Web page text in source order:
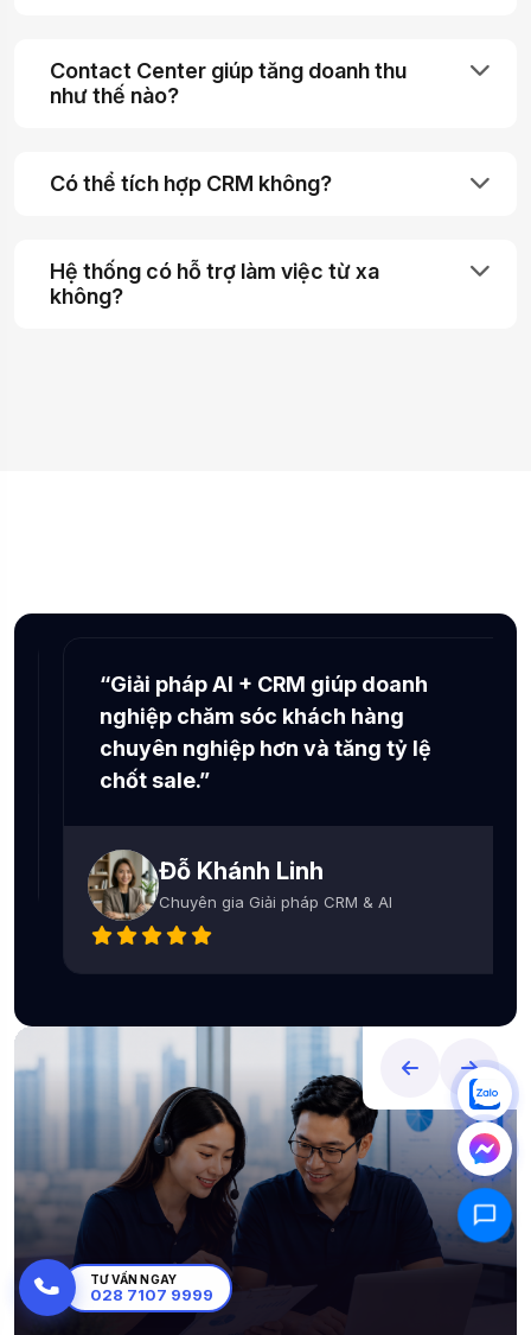
Contact Center giúp tăng doanh thu
như thế nào?
Có thể tích hợp CRM không?
Hệ thống có hỗ trợ làm việc từ xa
không?
“Giải pháp AI + CRM giúp doanh
nghiệp chăm sóc khách hàng
chuyên nghiệp hơn và tăng tỷ lệ
chốt sale.”
Đỗ Khánh Linh
Chuyên gia Giải pháp CRM & AI
TƯ VẤN NGAY
028 7107 9999